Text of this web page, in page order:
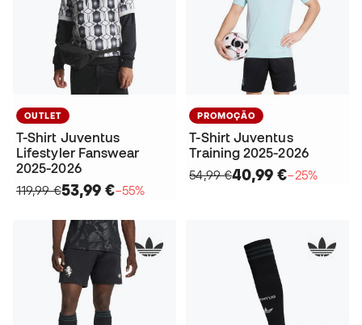
OUTLET
T-Shirt Juventus
Lifestyler Fanswear
2025-2026
119,99 €53,99 €−55%
PROMOÇÃO
T-Shirt Juventus
Training 2025-2026
54,99 €40,99 €−25%